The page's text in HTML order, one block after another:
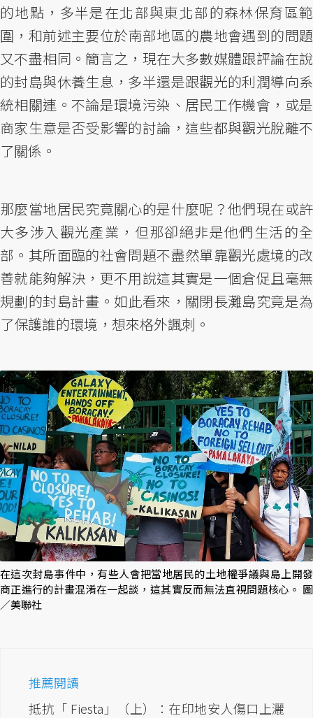
的地點，多半是在北部與東北部的森林保育區範
圍，和前述主要位於南部地區的農地會遇到的問題
又不盡相同。簡言之，現在大多數媒體跟評論在說
的封島與休養生息，多半還是跟觀光的利潤導向系
統相關連。不論是環境污染、居民工作機會，或是
商家生意是否受影響的討論，這些都與觀光脫離不
了關係。
那麼當地居民究竟關心的是什麼呢？他們現在或許
大多涉入觀光產業，但那卻絕非是他們生活的全
部。其所面臨的社會問題不盡然單靠觀光處境的改
善就能夠解決，更不用說這其實是一個倉促且毫無
規劃的封島計畫。如此看來，關閉長灘島究竟是為
了保護誰的環境，想來格外諷刺。
在這次封島事件中，有些人會把當地居民的土地權爭議與島上開發
商正進行的計畫混淆在一起談，這其實反而無法直視問題核心。 圖
／美聯社
推薦閱讀
抵抗「 Fiesta」（上）：在印地安人傷口上灑